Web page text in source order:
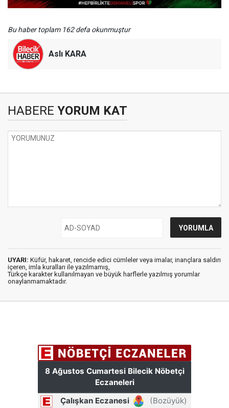
Bu haber toplam 162 defa okunmuştur
Aslı KARA
HABERE YORUM KAT
UYARI: Küfür, hakaret, rencide edici cümleler veya imalar, inançlara saldırı
içeren, imla kuralları ile yazılmamış,
Türkçe karakter kullanılmayan ve büyük harflerle yazılmış yorumlar
onaylanmamaktadır.